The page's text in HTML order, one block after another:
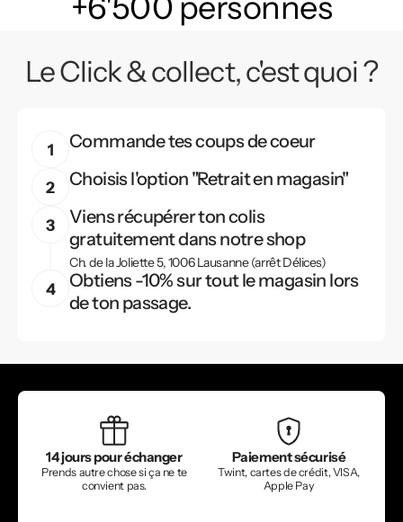
Le Click & collect, c'est quoi ?
Commande tes coups de coeur
Choisis l'option "Retrait en magasin"
Viens récupérer ton colis
gratuitement dans notre shop
Ch. de la Joliette 5, 1006 Lausanne (arrêt Délices)
Obtiens -10% sur tout le magasin lors
de ton passage.
14 jours pour échanger
Prends autre chose si ça ne te
convient pas.
Paiement sécurisé
Twint, cartes de crédit, VISA,
Apple Pay